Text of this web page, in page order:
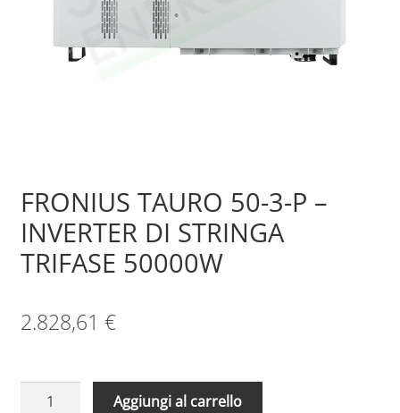
Sample Page
FRONIUS TAURO 50-3-P –
INVERTER DI STRINGA
TRIFASE 50000W
2.828,61 €
FRONIUS
Aggiungi al carrello